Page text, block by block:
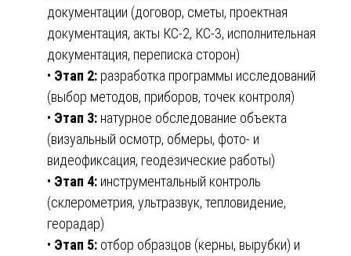
документации (договор, сметы, проектная
документация, акты КС-2, КС-3, исполнительная
документация, переписка сторон)
• Этап 2: разработка программы исследований
(выбор методов, приборов, точек контроля)
• Этап 3: натурное обследование объекта
(визуальный осмотр, обмеры, фото- и
видеофиксация, геодезические работы)
• Этап 4: инструментальный контроль
(склерометрия, ультразвук, тепловидение,
георадар)
• Этап 5: отбор образцов (керны, вырубки) и